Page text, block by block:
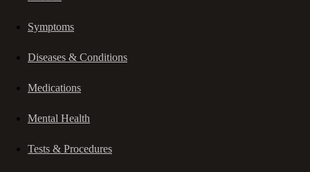
Symptoms
Diseases & Conditions
Medications
Mental Health
Tests & Procedures